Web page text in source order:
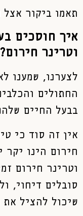
תאמו ביקור אצל
איך חוסכים
וטרינר חירום?
לצערנו, שמענו
החתולים
בבעל החיים
חירום הינו יקר
וטרינר חירום
סובלים דיחוי,
שיכול להציל את